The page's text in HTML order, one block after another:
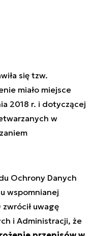
się tzw.
miało miejsce
2018 r. i dotyczącej
w
Ochrony Danych
wspomnianej
uwagę
i Administracji, że